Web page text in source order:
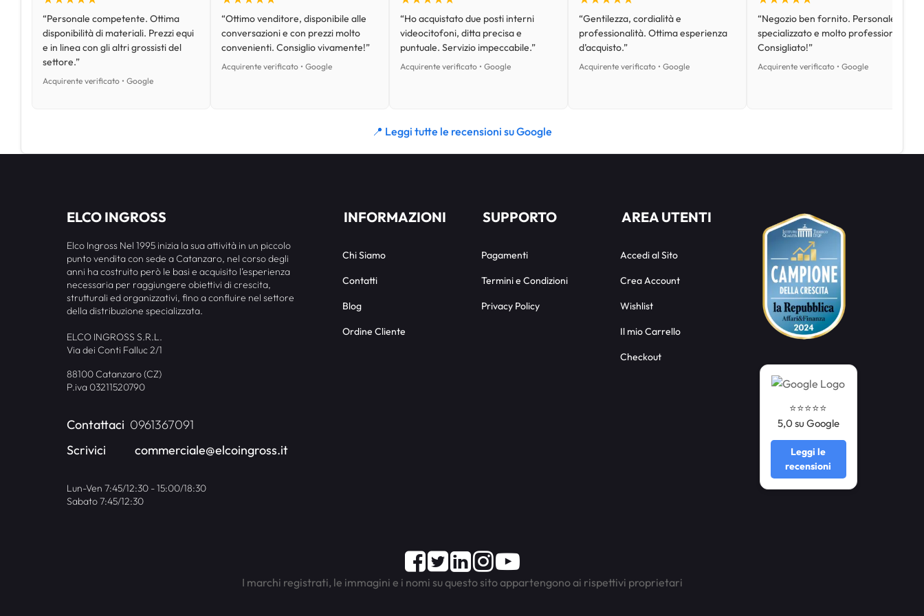
“Personale competente. Ottima
disponibilità di materiali. Prezzi equi
e in linea con gli altri grossisti del
settore.”
Acquirente verificato • Google
“Ottimo venditore, disponibile alle
conversazioni e con prezzi molto
convenienti. Consiglio vivamente!”
Acquirente verificato • Google
“Ho acquistato due posti interni
videocitofoni, ditta precisa e
puntuale. Servizio impeccabile.”
Acquirente verificato • Google
“Gentilezza, cordialità e
professionalità. Ottima esperienza
d’acquisto.”
Acquirente verificato • Google
“Negozio ben fornito. Personale
specializzato e molto professionale.
Consigliato!”
Acquirente verificato • Google
📍 Leggi tutte le recensioni su Google
ELCO INGROSS
Elco Ingross Nel 1995 inizia la sua attività in un piccolo
punto vendita con sede a Catanzaro, nel corso degli
anni ha costruito però le basi e acquisito l’esperienza
necessaria per raggiungere obiettivi di crescita,
strutturali ed organizzativi, fino a confluire nel settore
della distribuzione specializzata.
ELCO INGROSS S.R.L.
Via dei Conti Falluc 2/1
88100 Catanzaro (CZ)
P.iva 03211520790
Contattaci 0961367091
Scrivici
commerciale@elcoingross.it
Lun-Ven 7:45/12:30 - 15:00/18:30
Sabato 7:45/12:30
INFORMAZIONI
Chi Siamo
Contatti
Blog
Ordine Cliente
SUPPORTO
Pagamenti
Termini e Condizioni
Privacy Policy
AREA UTENTI
Accedi al Sito
Crea Account
Wishlist
Il mio Carrello
Checkout
⭐️⭐️⭐️⭐️⭐️
5,0 su Google
Leggi le
recensioni
Facebook
TwitterLinkedInInstagram
Youtube
I marchi registrati, le immagini e i nomi su questo sito appartengono ai rispettivi proprietari